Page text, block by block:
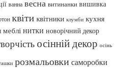
ванна весна витинанки вишивка
квіти квітники клумби кухня
меблі нитки новорічний декор
осінній декор осінь
розмальовки саморобки